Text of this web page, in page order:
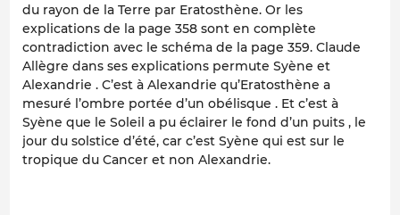
du rayon de la Terre par Eratosthène. Or les
explications de la page 358 sont en complète
contradiction avec le schéma de la page 359. Claude
Allègre dans ses explications permute Syène et
Alexandrie . C’est à Alexandrie qu’Eratosthène a
mesuré l’ombre portée d’un obélisque . Et c’est à
Syène que le Soleil a pu éclairer le fond d’un puits , le
jour du solstice d’été, car c’est Syène qui est sur le
tropique du Cancer et non Alexandrie.